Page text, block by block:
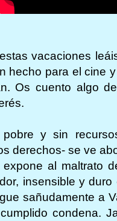
vacaciones
hecho para el cine
Os cuento algo
pobre y sin
derechos- se ve
al maltrato
insensible y
sañudamente a
condena.